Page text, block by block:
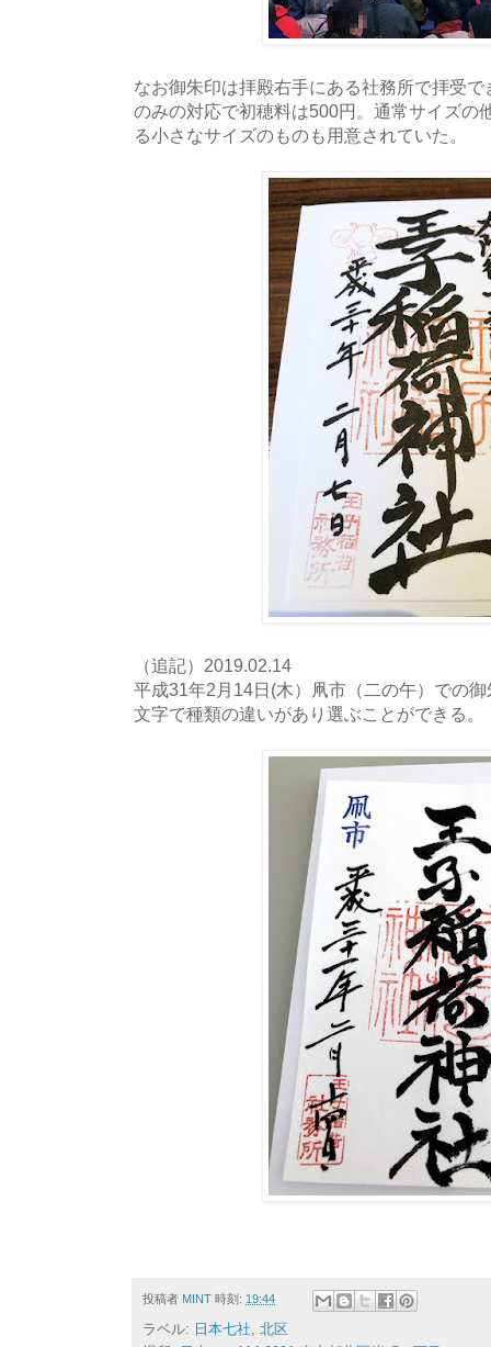
なお御朱印は拝殿右手にある社務所で拝受
のみの対応で初穂料は500円。通常サイズの
る小さなサイズのものも用意されていた。
（追記）2019.02.14
平成31年2月14日(木）凧市（二の午）での
文字で種類の違いがあり選ぶことができる。
投稿者 MINT 時刻: 19:44
ラベル: 日本七社 北区